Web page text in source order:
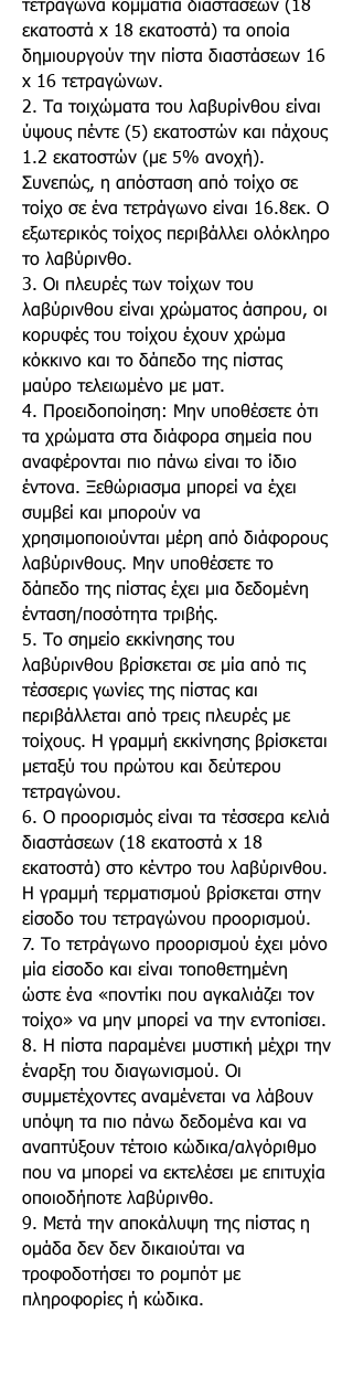
τετράγωνα κομμάτια διαστάσεων (18
εκατοστά x 18 εκατοστά) τα οποία
δημιουργούν την πίστα διαστάσεων 16
x 16 τετραγώνων.
2. Τα τοιχώματα του λαβυρίνθου είναι
ύψους πέντε (5) εκατοστών και πάχους
1.2 εκατοστών (με 5% ανοχή).
Συνεπώς, η απόσταση από τοίχο σε
τοίχο σε ένα τετράγωνο είναι 16.8εκ. Ο
εξωτερικός τοίχος περιβάλλει ολόκληρο
το λαβύρινθο.
3. Οι πλευρές των τοίχων του
λαβύρινθου είναι χρώματος άσπρου, οι
κορυφές του τοίχου έχουν χρώμα
κόκκινο και το δάπεδο της πίστας
μαύρο τελειωμένο με ματ.
4. Προειδοποίηση: Μην υποθέσετε ότι
τα χρώματα στα διάφορα σημεία που
αναφέρονται πιο πάνω είναι το ίδιο
έντονα. Ξεθώριασμα μπορεί να έχει
συμβεί και μπορούν να
χρησιμοποιούνται μέρη από διάφορους
λαβύρινθους. Μην υποθέσετε το
δάπεδο της πίστας έχει μια δεδομένη
ένταση/ποσότητα τριβής.
5. Το σημείο εκκίνησης του
λαβύρινθου βρίσκεται σε μία από τις
τέσσερις γωνίες της πίστας και
περιβάλλεται από τρεις πλευρές με
τοίχους. Η γραμμή εκκίνησης βρίσκεται
μεταξύ του πρώτου και δεύτερου
τετραγώνου.
6. Ο προορισμός είναι τα τέσσερα κελιά
διαστάσεων (18 εκατοστά x 18
εκατοστά) στο κέντρο του λαβύρινθου.
Η γραμμή τερματισμού βρίσκεται στην
είσοδο του τετραγώνου προορισμού.
7. Το τετράγωνο προορισμού έχει μόνο
μία είσοδο και είναι τοποθετημένη
ώστε ένα «ποντίκι που αγκαλιάζει τον
τοίχο» να μην μπορεί να την εντοπίσει.
8. Η πίστα παραμένει μυστική μέχρι την
έναρξη του διαγωνισμού. Οι
συμμετέχοντες αναμένεται να λάβουν
υπόψη τα πιο πάνω δεδομένα και να
αναπτύξουν τέτοιο κώδικα/αλγόριθμο
που να μπορεί να εκτελέσει με επιτυχία
οποιοδήποτε λαβύρινθο.
9. Μετά την αποκάλυψη της πίστας η
ομάδα δεν δεν δικαιούται να
τροφοδοτήσει το ρομπότ με
πληροφορίες ή κώδικα.